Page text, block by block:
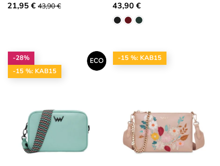
21,95 € 43,90 € 43,90 €
-28%
-15 %: KAB15
-15 %: KAB15